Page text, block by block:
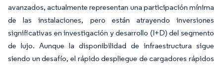
avanzados, actualmente representan una participación mínima
de las instalaciones, pero están atrayendo inversiones
significativas en investigación y desarrollo (I+D) del segmento
de lujo. Aunque la disponibilidad de infraestructura sigue
siendo un desafío, el rápido despliegue de cargadores rápidos